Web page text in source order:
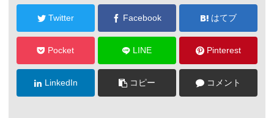
Twitter Facebook はてブ
Pocket LINE Pinterest
LinkedIn コピー コメント